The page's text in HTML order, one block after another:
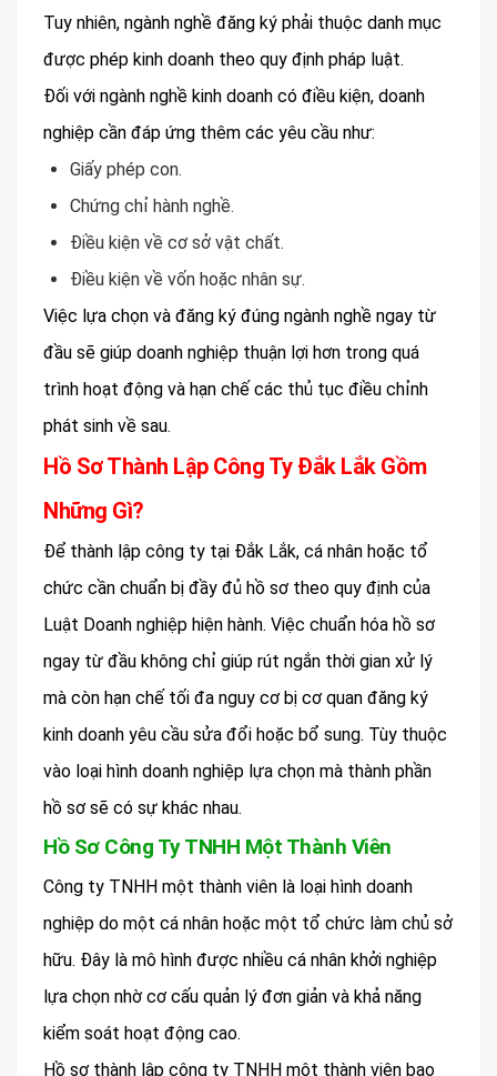
Tuy nhiên, ngành nghề đăng ký phải thuộc danh mục
được phép kinh doanh theo quy định pháp luật.
Đối với ngành nghề kinh doanh có điều kiện, doanh
nghiệp cần đáp ứng thêm các yêu cầu như:
Giấy phép con.
Chứng chỉ hành nghề.
Điều kiện về cơ sở vật chất.
Điều kiện về vốn hoặc nhân sự.
Việc lựa chọn và đăng ký đúng ngành nghề ngay từ
đầu sẽ giúp doanh nghiệp thuận lợi hơn trong quá
trình hoạt động và hạn chế các thủ tục điều chỉnh
phát sinh về sau.
Hồ Sơ Thành Lập Công Ty Đắk Lắk Gồm
Những Gì?
Để thành lập công ty tại Đắk Lắk, cá nhân hoặc tổ
chức cần chuẩn bị đầy đủ hồ sơ theo quy định của
Luật Doanh nghiệp hiện hành. Việc chuẩn hóa hồ sơ
ngay từ đầu không chỉ giúp rút ngắn thời gian xử lý
mà còn hạn chế tối đa nguy cơ bị cơ quan đăng ký
kinh doanh yêu cầu sửa đổi hoặc bổ sung. Tùy thuộc
vào loại hình doanh nghiệp lựa chọn mà thành phần
hồ sơ sẽ có sự khác nhau.
Hồ Sơ Công Ty TNHH Một Thành Viên
Công ty TNHH một thành viên là loại hình doanh
nghiệp do một cá nhân hoặc một tổ chức làm chủ sở
hữu. Đây là mô hình được nhiều cá nhân khởi nghiệp
lựa chọn nhờ cơ cấu quản lý đơn giản và khả năng
kiểm soát hoạt động cao.
Hồ sơ thành lập công ty TNHH một thành viên bao